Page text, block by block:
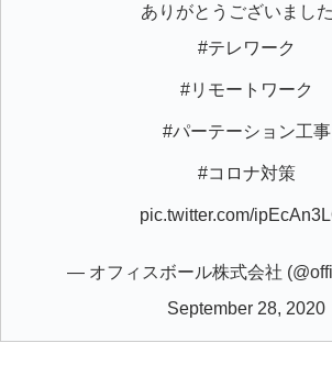
ありがとうございまし
#テレワーク
#リモートワーク
#パーテーション工事
#コロナ対策
pic.twitter.com/
— オフィスボール株式会社
September 28, 2020